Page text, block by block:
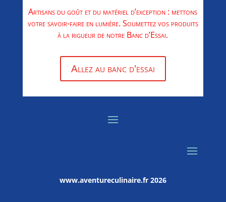
Artisans du goût et du matériel d’exception : mettons
votre savoir-faire en lumière. Soumettez vos produits
à la rigueur de notre Banc d’Essai.
Allez au banc d'essai
www.aventureculinaire.fr2026